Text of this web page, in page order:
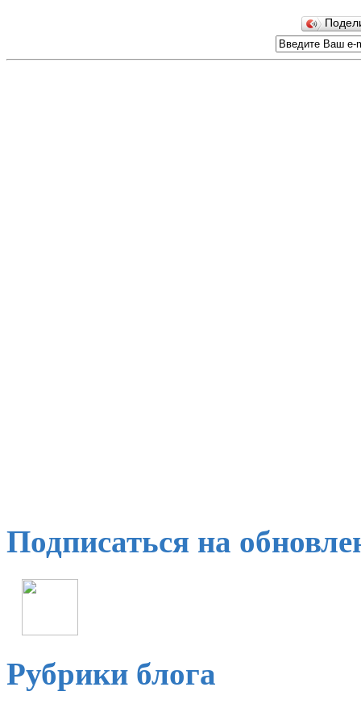
Подписаться на
Рубрики блога